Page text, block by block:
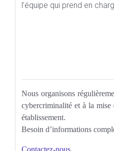
l’équipe qui prend en
Nous organisons
cybercriminalité et à la mise
établissement.
Besoin d’informations
Contactez-nous